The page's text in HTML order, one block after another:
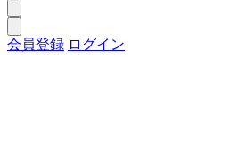
会員登録 ログイン